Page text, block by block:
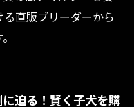
直販ブリーダーから
迫る！賢く子犬を購